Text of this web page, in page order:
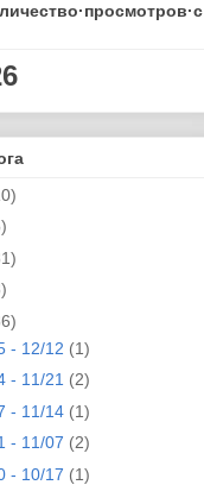
- 12/12 (1)
- 11/21 (2)
- 11/14 (1)
- 11/07 (2)
- 10/17 (1)